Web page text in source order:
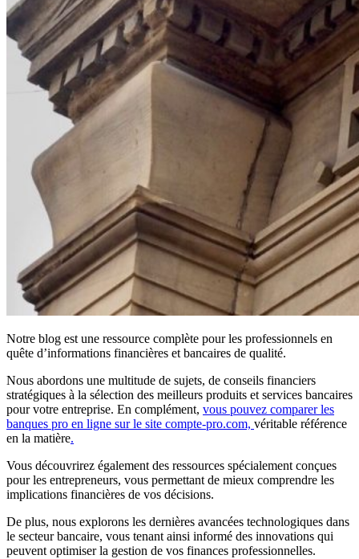
Notre blog est une ressource complète pour les professionnels en
quête d’informations financières et bancaires de qualité.
Nous abordons une multitude de sujets, de conseils financiers
stratégiques à la sélection des meilleurs produits et services bancaires
pour votre entreprise. En complément, vous pouvez comparer les
banques pro en ligne sur le site compte-pro.com, véritable référence
en la matière.
Vous découvrirez également des ressources spécialement conçues
pour les entrepreneurs, vous permettant de mieux comprendre les
implications financières de vos décisions.
De plus, nous explorons les dernières avancées technologiques dans
le secteur bancaire, vous tenant ainsi informé des innovations qui
peuvent optimiser la gestion de vos finances professionnelles.